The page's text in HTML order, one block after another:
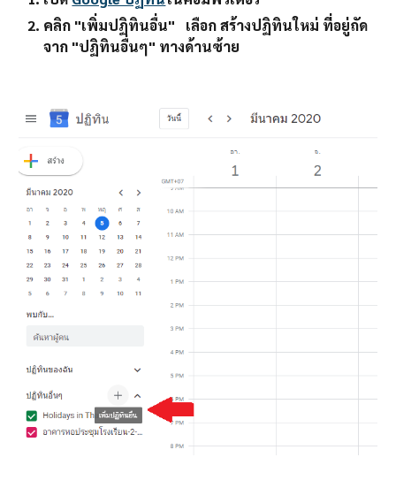
คลิก "เพิ่มปฏิทินอื่น"   เลือก สร้างปฏิทินใหม่ ที่อยู่ถัด
จาก "ปฏิทินอื่นๆ" ทางด้านซ้าย